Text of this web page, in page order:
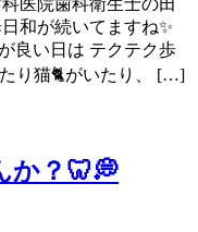
和が続いてますね✨
良い日は テクテク歩
り猫🐈がいたり、 […]
か？🦷💭